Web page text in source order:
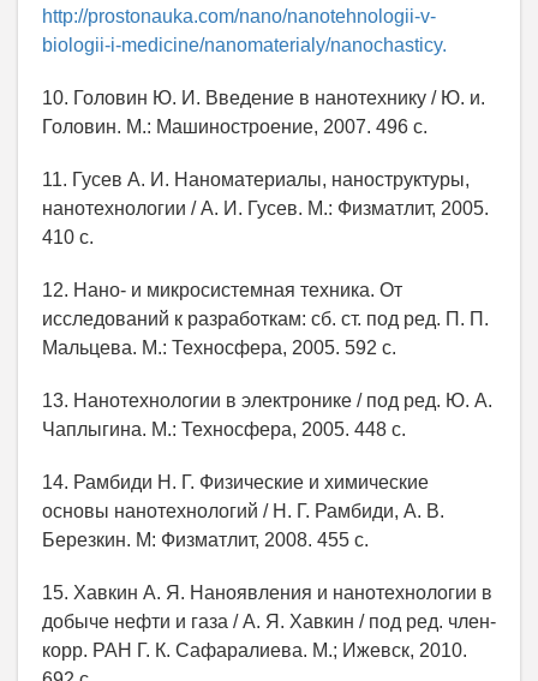
http://prostonauka.com/nano/nanotehnologii-v-
biologii-i-medicine/nanomaterialy/nanochasticy.
10. Головин Ю. И. Введение в нанотехнику / Ю. и.
Головин. М.: Машиностроение, 2007. 496 с.
11. Гусев А. И. Наноматериалы, наноструктуры,
нанотехнологии / А. И. Гусев. М.: Физматлит, 2005.
410 с.
12. Нано- и микросистемная техника. От
исследований к разработкам: сб. ст. под ред. П. П.
Мальцева. М.: Техносфера, 2005. 592 с.
13. Нанотехнологии в электронике / под ред. Ю. А.
Чаплыгина. М.: Техносфера, 2005. 448 с.
14. Рамбиди Н. Г. Физические и химические
основы нанотехнологий / Н. Г. Рамбиди, А. В.
Березкин. М: Физматлит, 2008. 455 с.
15. Хавкин А. Я. Наноявления и нанотехнологии в
добыче нефти и газа / А. Я. Хавкин / под ред. член-
корр. РАН Г. К. Сафаралиева. М.; Ижевск, 2010.